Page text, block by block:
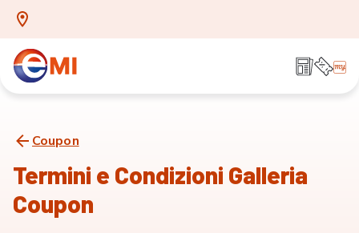
Coupon
Termini e Condizioni Galleria
Coupon